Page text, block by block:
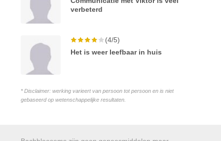
verbeterd
(4/5)
Het is weer leefbaar in huis
* Disclaimer: werking varieert van persoon tot persoon en is niet
gebaseerd op wetenschappelijke resultaten.